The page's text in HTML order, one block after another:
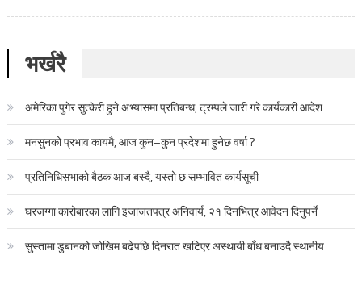
भर्खरै
अमेरिका पुगेर सुत्केरी हुने अभ्यासमा प्रतिबन्ध, ट्रम्पले जारी गरे कार्यकारी आदेश
मनसुनको प्रभाव कायमै, आज कुन–कुन प्रदेशमा हुनेछ वर्षा ?
प्रतिनिधिसभाको बैठक आज बस्दै, यस्तो छ सम्भावित कार्यसूची
घरजग्गा कारोबारका लागि इजाजतपत्र अनिवार्य, २१ दिनभित्र आवेदन दिनुपर्ने
सुस्तामा डुबानको जोखिम बढेपछि दिनरात खटिएर अस्थायी बाँध बनाउदै स्थानीय